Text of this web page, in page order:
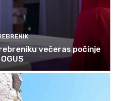
večeras počinje
OGUS